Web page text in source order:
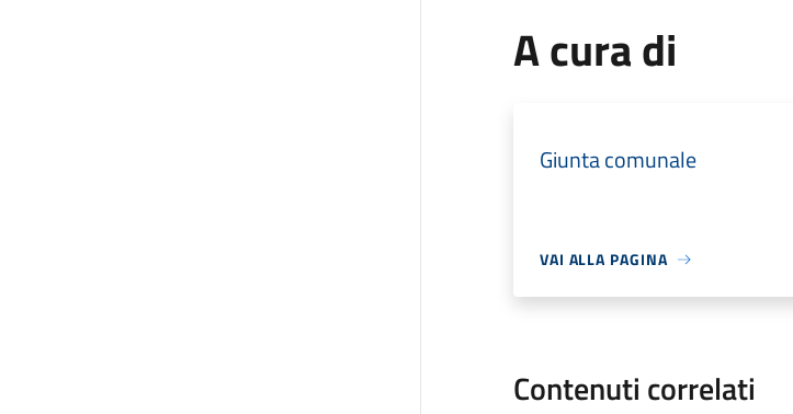
A cura di
Giunta comunale
VAI ALLA PAGINA
Contenuti correlati